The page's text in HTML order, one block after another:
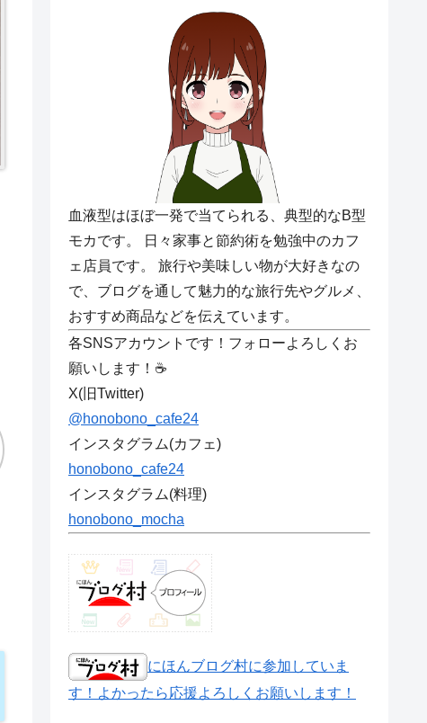
血液型はほぼ一発で当てられる、典型的なB型
モカです。 日々家事と節約術を勉強中のカフ
ェ店員です。 旅行や美味しい物が大好きなの
で、ブログを通して魅力的な旅行先やグルメ、
おすすめ商品などを伝えています。
各SNSアカウントです！フォローよろしくお
願いします！☕
X(旧Twitter)
@honobono_cafe24
インスタグラム(カフェ)
honobono_cafe24
インスタグラム(料理)
honobono_mocha
にほんブログ村に参加していま
す！よかったら応援よろしくお願いします！